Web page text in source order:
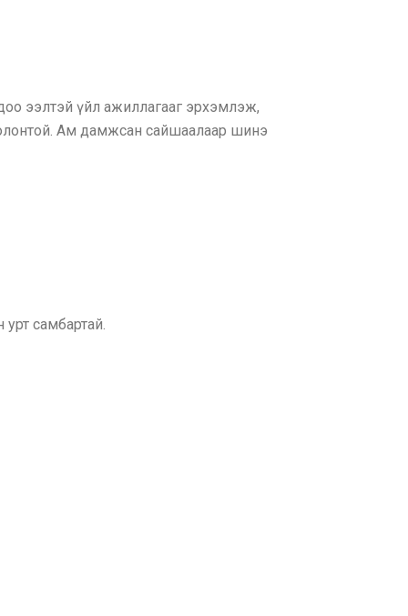
ээлтэй үйл ажиллагааг эрхэмлэж,
Ам дамжсан сайшаалаар шинэ
самбартай.